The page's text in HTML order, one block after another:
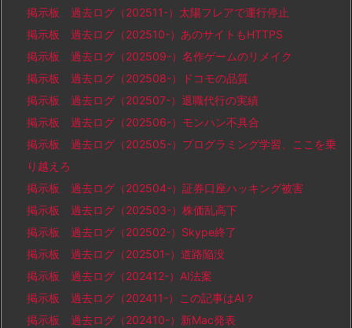
掲示板 過去ログ（202511-）太陽フレアで運行停止
掲示板 過去ログ（202510-）あのサイトもHTTPS
掲示板 過去ログ（202509-）名作ゲームのリメイク
掲示板 過去ログ（202508-）ドコモの品質
掲示板 過去ログ（202507-）退職代行の実績
掲示板 過去ログ（202506-）モンハン不具合
掲示板 過去ログ（202505-）プログラミング学習、ここを乗
り越えろ
掲示板 過去ログ（202504-）証券口座ハッキング被害
掲示板 過去ログ（202503-）株価乱高下
掲示板 過去ログ（202502-）Skype終了
掲示板 過去ログ（202501-）道路陥没
掲示板 過去ログ（202412-）AI法案
掲示板 過去ログ（202411-）この記事はAI？
掲示板 過去ログ（202410-）新Mac発表